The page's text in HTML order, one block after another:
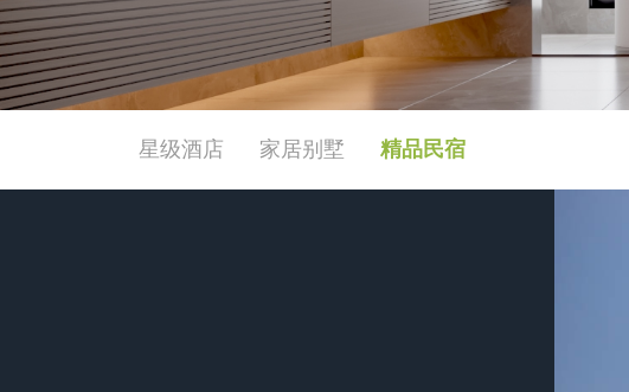
星级酒店 家居别墅 精品民宿